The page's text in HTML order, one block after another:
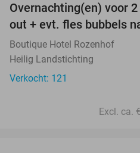
Overnachting(en) voor
out + evt. fles bubbels
Boutique Hotel Rozenhof
Heilig Landstichting
Verkocht: 121
Excl. ca.